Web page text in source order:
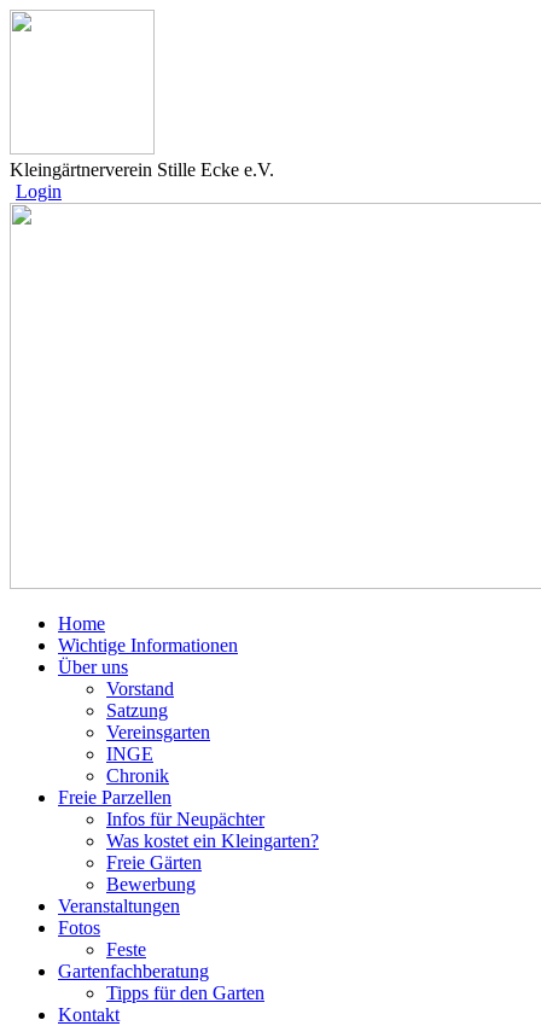
Kleingärtnerverein Stille Ecke e.V.
Login
Home
Wichtige Informationen
Über uns
Vorstand
Satzung
Vereinsgarten
INGE
Chronik
Freie Parzellen
Infos für Neupächter
Was kostet ein Kleingarten?
Freie Gärten
Bewerbung
Veranstaltungen
Fotos
Feste
Gartenfachberatung
Tipps für den Garten
Kontakt